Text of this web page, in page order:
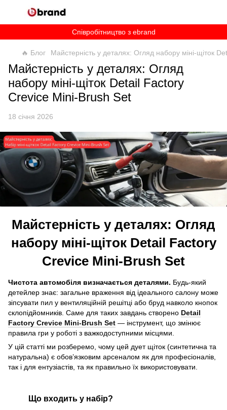
Співробітництво з ebrand
🔥 Блог Майстерність у деталях: Огляд набору міні-щіток
Майстерність у деталях: Огляд
набору міні-щіток Detail Factory
Crevice Mini-Brush Set
18 січня 2026
Майстерність у деталях: Огляд
набору міні-щіток Detail Factory
Crevice Mini-Brush Set
Чистота автомобіля визначається деталями. Будь-який
детейлер знає: загальне враження від ідеального салону може
зіпсувати пил у вентиляційній решітці або бруд навколо кнопок
склопідйомників. Саме для таких завдань створено Detail
Factory Crevice Mini-Brush Set — інструмент, що змінює
правила гри у роботі з важкодоступними місцями.
У цій статті ми розберемо, чому цей дует щіток (синтетична та
натуральна) є обов’язковим арсеналом як для професіоналів,
так і для ентузіастів, та як правильно їх використовувати.
Що входить у набір?